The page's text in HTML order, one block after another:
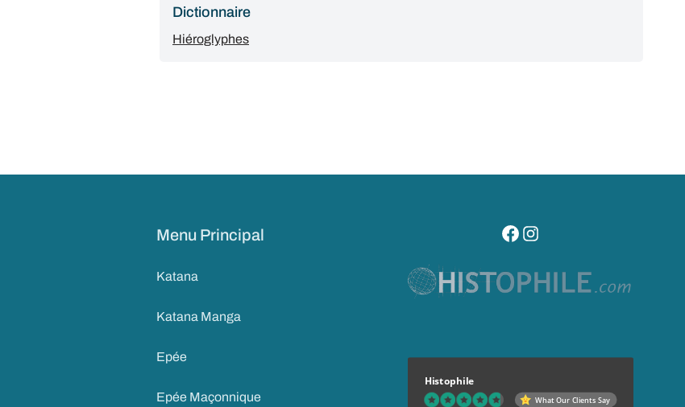
Dictionnaire
Hiéroglyphes
Menu Principal
Katana
Katana Manga
Epée
Epée Maçonnique
visitez notre page facebook
suivez notre compte
Histophile
What Our Clients Say